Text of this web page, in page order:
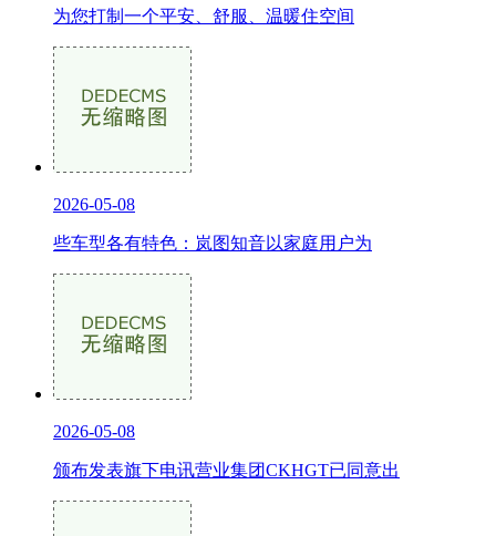
为您打制一个平安、舒服、温暖住空间
2026-05-08
些车型各有特色：岚图知音以家庭用户为
2026-05-08
颁布发表旗下电讯营业集团CKHGT已同意出